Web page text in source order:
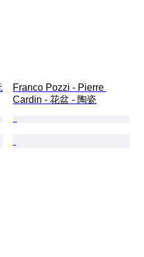
Franco Pozzi - Pierre
Cardin - 花盆 - 陶瓷